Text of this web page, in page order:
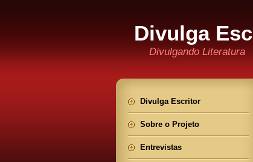
Divulga
Divulgando Literatura
Divulga Escritor
Sobre o Projeto
Entrevistas